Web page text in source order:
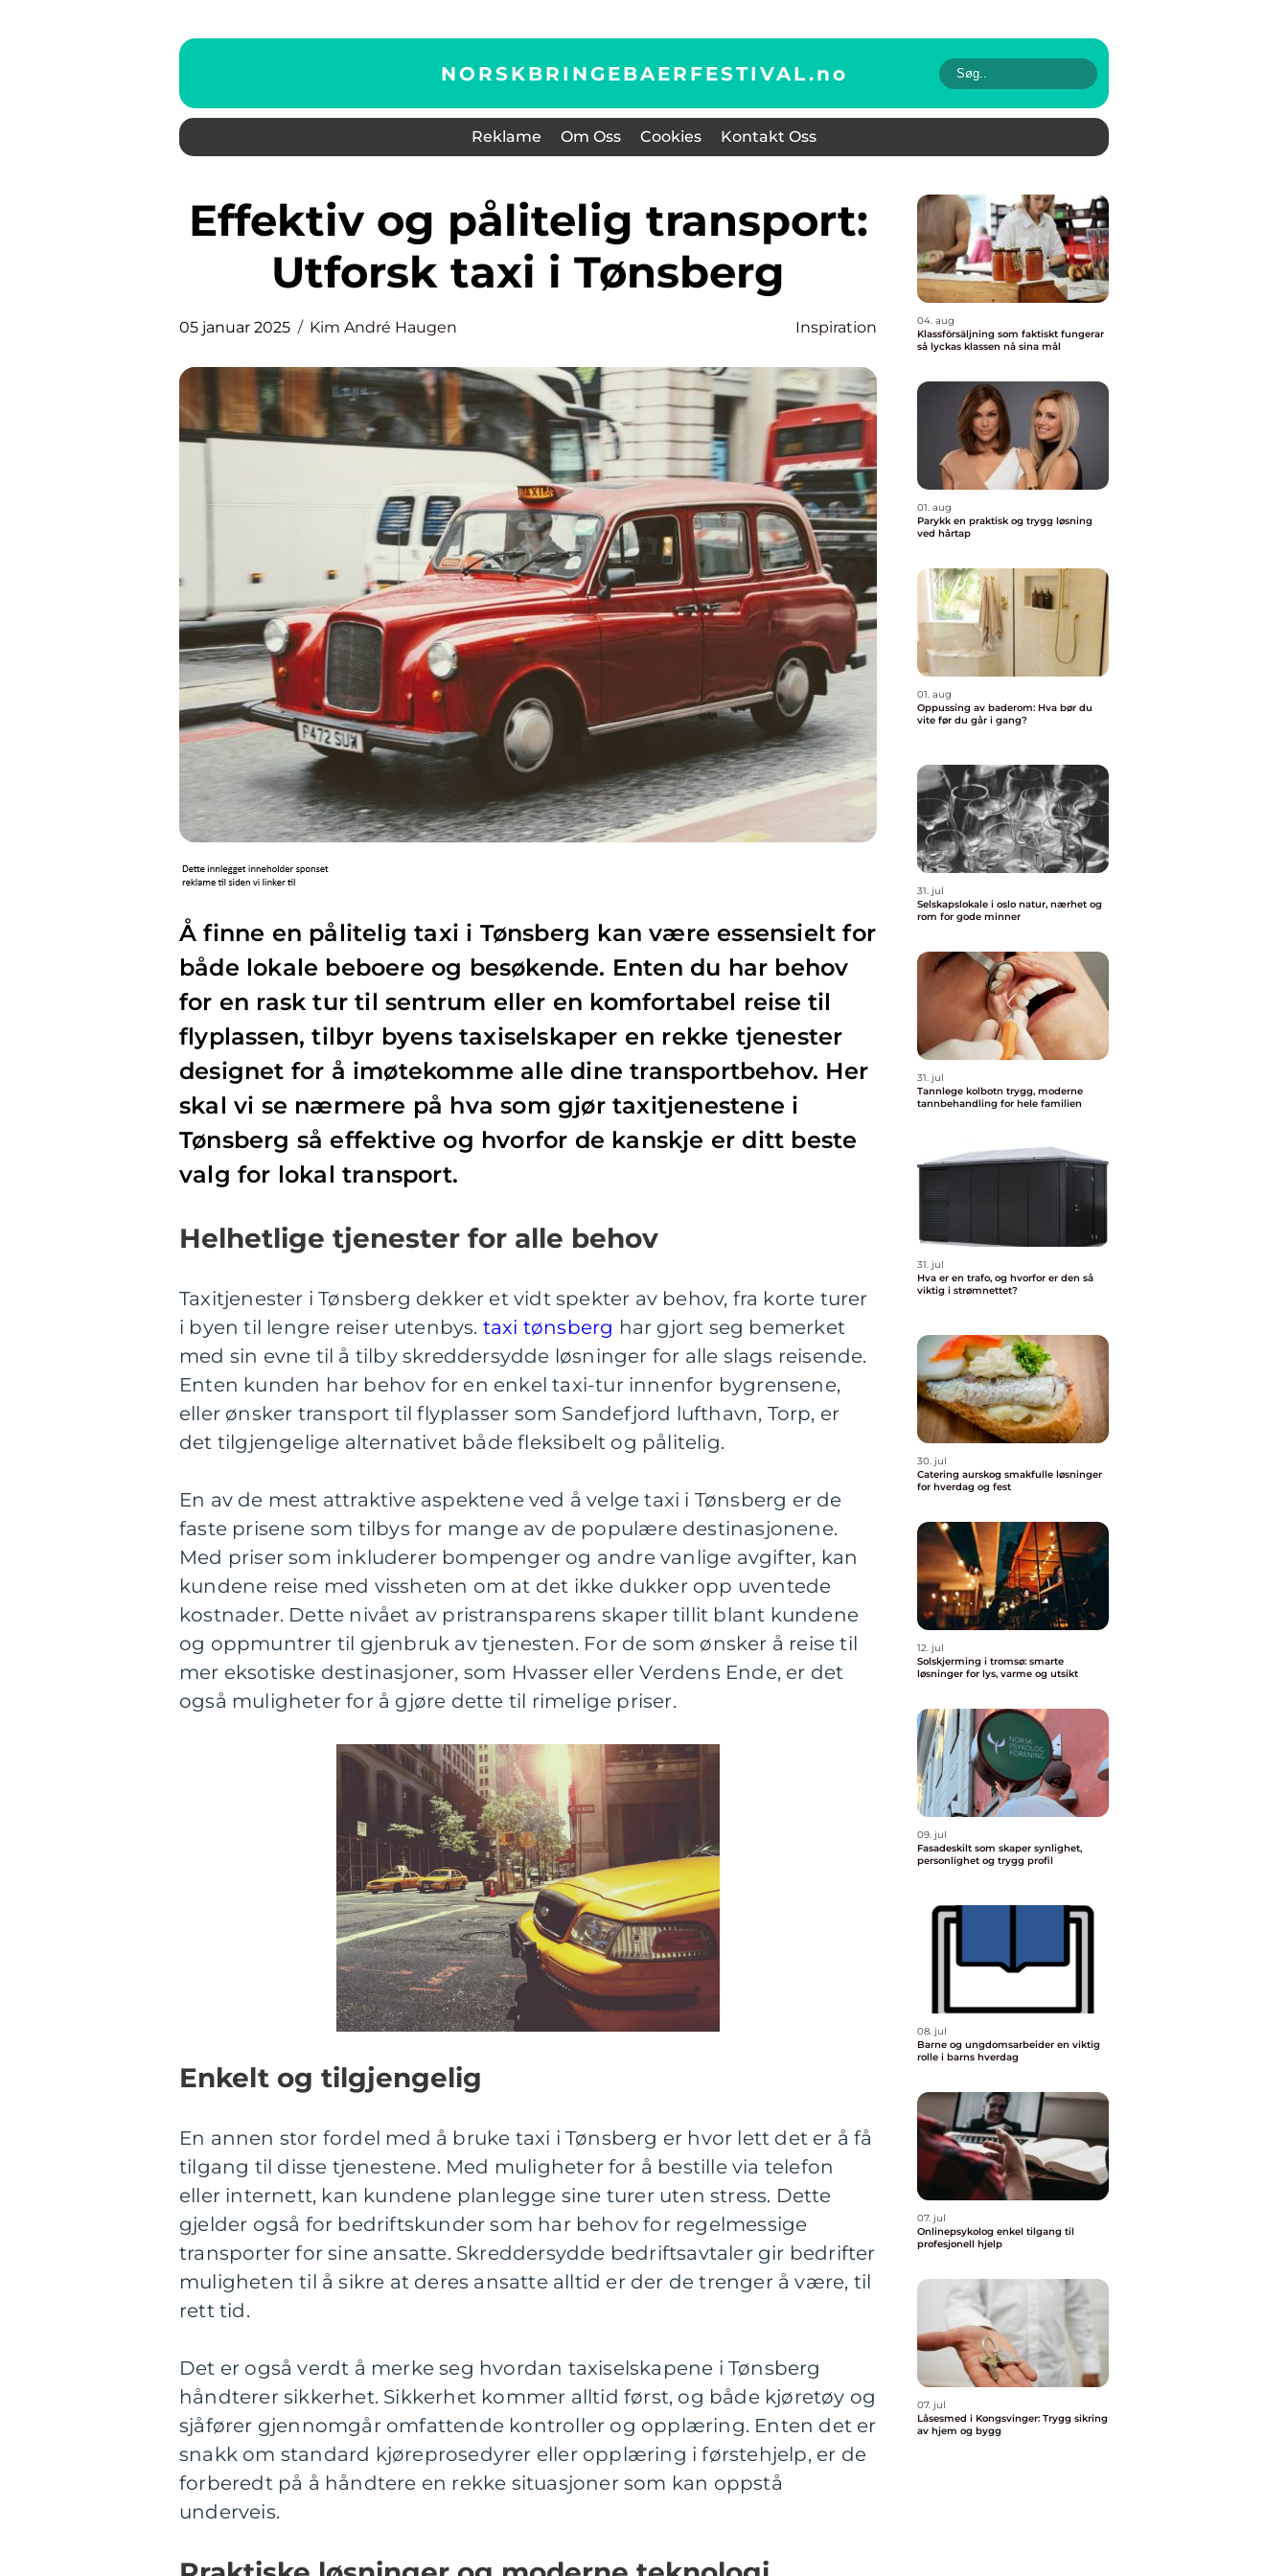
NORSKBRINGEBAERFESTIVAL.no
Reklame Om Oss Cookies Kontakt Oss
Effektiv og pålitelig transport:
Utforsk taxi i Tønsberg
05 januar 2025 Kim André Haugen Inspiration
Å finne en pålitelig taxi i Tønsberg kan være essensielt for
både lokale beboere og besøkende. Enten du har behov
for en rask tur til sentrum eller en komfortabel reise til
flyplassen, tilbyr byens taxiselskaper en rekke tjenester
designet for å imøtekomme alle dine transportbehov. Her
skal vi se nærmere på hva som gjør taxitjenestene i
Tønsberg så effektive og hvorfor de kanskje er ditt beste
valg for lokal transport.
Helhetlige tjenester for alle behov
Taxitjenester i Tønsberg dekker et vidt spekter av behov, fra korte turer
i byen til lengre reiser utenbys. taxi tønsberg har gjort seg bemerket
med sin evne til å tilby skreddersydde løsninger for alle slags reisende.
Enten kunden har behov for en enkel taxi-tur innenfor bygrensene,
eller ønsker transport til flyplasser som Sandefjord lufthavn, Torp, er
det tilgjengelige alternativet både fleksibelt og pålitelig.
En av de mest attraktive aspektene ved å velge taxi i Tønsberg er de
faste prisene som tilbys for mange av de populære destinasjonene.
Med priser som inkluderer bompenger og andre vanlige avgifter, kan
kundene reise med vissheten om at det ikke dukker opp uventede
kostnader. Dette nivået av pristransparens skaper tillit blant kundene
og oppmuntrer til gjenbruk av tjenesten. For de som ønsker å reise til
mer eksotiske destinasjoner, som Hvasser eller Verdens Ende, er det
også muligheter for å gjøre dette til rimelige priser.
Enkelt og tilgjengelig
En annen stor fordel med å bruke taxi i Tønsberg er hvor lett det er å få
tilgang til disse tjenestene. Med muligheter for å bestille via telefon
eller internett, kan kundene planlegge sine turer uten stress. Dette
gjelder også for bedriftskunder som har behov for regelmessige
transporter for sine ansatte. Skreddersydde bedriftsavtaler gir bedrifter
muligheten til å sikre at deres ansatte alltid er der de trenger å være, til
rett tid.
Det er også verdt å merke seg hvordan taxiselskapene i Tønsberg
håndterer sikkerhet. Sikkerhet kommer alltid først, og både kjøretøy og
sjåfører gjennomgår omfattende kontroller og opplæring. Enten det er
snakk om standard kjøreprosedyrer eller opplæring i førstehjelp, er de
forberedt på å håndtere en rekke situasjoner som kan oppstå
underveis.
04. aug
Klassförsäljning som faktiskt fungerar
så lyckas klassen nå sina mål
01. aug
Parykk en praktisk og trygg løsning
ved hårtap
01. aug
Oppussing av baderom: Hva bør du
vite før du går i gang?
31. jul
Selskapslokale i oslo natur, nærhet og
rom for gode minner
31. jul
Tannlege kolbotn trygg, moderne
tannbehandling for hele familien
31. jul
Hva er en trafo, og hvorfor er den så
viktig i strømnettet?
30. jul
Catering aurskog smakfulle løsninger
for hverdag og fest
12. jul
Solskjerming i tromsø: smarte
løsninger for lys, varme og utsikt
09. jul
Fasadeskilt som skaper synlighet,
personlighet og trygg profil
08. jul
Barne og ungdomsarbeider en viktig
rolle i barns hverdag
07. jul
Onlinepsykolog enkel tilgang til
profesjonell hjelp
07. jul
Låsesmed i Kongsvinger: Trygg sikring
av hjem og bygg